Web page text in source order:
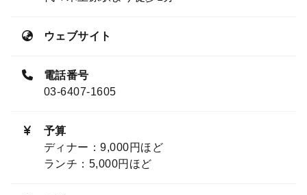
ウェブサイト
電話番号
03-6407-1605
予算
ディナー：9,000円ほど
ランチ：5,000円ほど